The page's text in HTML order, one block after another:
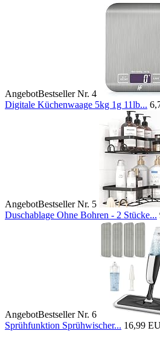
AngebotBestseller Nr. 4
Digitale Küchenwaage 5kg 1g 11lb...
AngebotBestseller Nr. 5
Duschablage Ohne Bohren - 2 Stücke...
AngebotBestseller Nr. 6
Sprühfunktion Sprühwischer... 16,99